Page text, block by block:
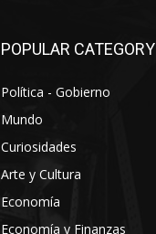
POPULAR CATEGORY
Política - Gobierno
Mundo
Curiosidades
Arte y Cultura
Economía
Economía y Finanzas